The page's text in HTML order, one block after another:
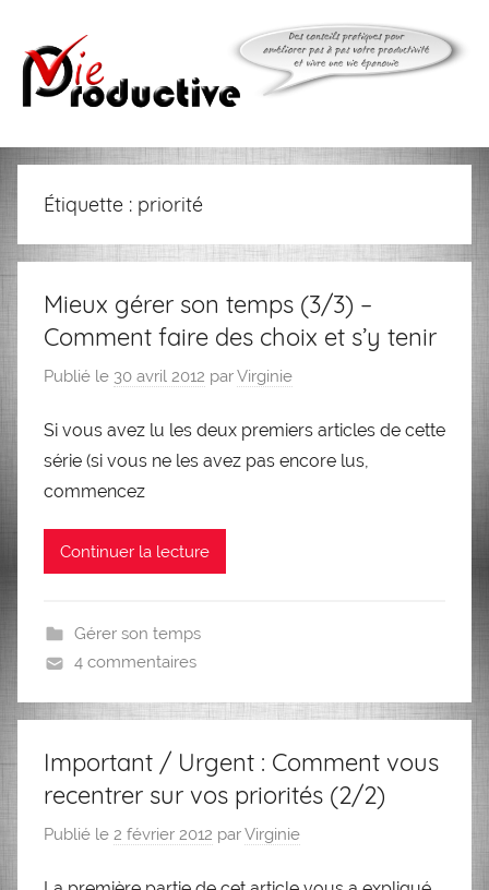
contenu
Vie
Productive
Étiquette : priorité
Mieux gérer son temps (3/3) –
Comment faire des choix et s’y tenir
Publié le 30 avril 2012 parVirginie
Si vous avez lu les deux premiers articles de cette
série (si vous ne les avez pas encore lus,
commencez
Continuer la lecture
Gérer son temps
4 commentaires
Important / Urgent : Comment vous
recentrer sur vos priorités (2/2)
Publié le 2 février 2012 parVirginie